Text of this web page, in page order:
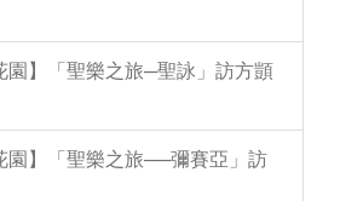
園】「聖樂之旅─聖詠」訪方顗
園】「聖樂之旅──彌賽亞」訪